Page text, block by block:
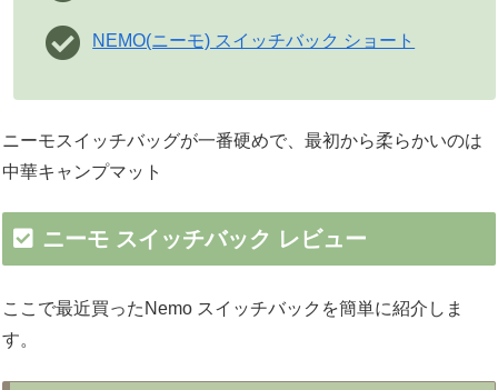
NEMO(ニーモ) スイッチバック ショート
ニーモスイッチバッグが一番硬めで、最初から柔らかいのは
中華キャンプマット
ニーモ スイッチバック レビュー
ここで最近買ったNemo スイッチバックを簡単に紹介しま
す。